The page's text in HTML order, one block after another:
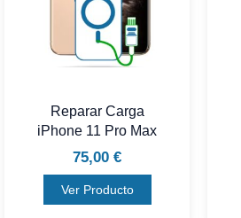
Reparar Carga
iPhone 11 Pro Max
75,00 €
Ver Producto